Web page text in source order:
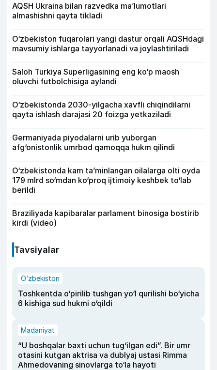
AQSH Ukraina bilan razvedka ma’lumotlari
almashishni qayta tikladi
O‘zbekiston fuqarolari yangi dastur orqali AQSHdagi
mavsumiy ishlarga tayyorlanadi va joylashtiriladi
Saloh Turkiya Superligasining eng ko‘p maosh
oluvchi futbolchisiga aylandi
O‘zbekistonda 2030-yilgacha xavfli chiqindilarni
qayta ishlash darajasi 20 foizga yetkaziladi
Germaniyada piyodalarni urib yuborgan
afg‘onistonlik umrbod qamoqqa hukm qilindi
O‘zbekistonda kam ta’minlangan oilalarga olti oyda
179 mlrd so‘mdan ko‘proq ijtimoiy keshbek to‘lab
berildi
Braziliyada kapibaralar parlament binosiga bostirib
kirdi (video)
Tavsiyalar
O‘zbekiston
Toshkentda o‘pirilib tushgan yo‘l qurilishi bo‘yicha
6 kishiga sud hukmi o‘qildi
Madaniyat
“U boshqalar baxti uchun tug‘ilgan edi”. Bir umr
otasini kutgan aktrisa va dublyaj ustasi Rimma
Ahmedovaning sinovlarga to‘la hayoti